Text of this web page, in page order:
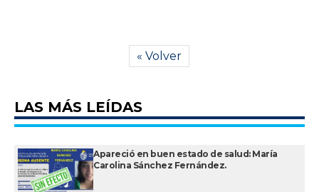
« Volver
LAS MÁS LEÍDAS
Apareció en buen estado de salud: María
Carolina Sánchez Fernández.